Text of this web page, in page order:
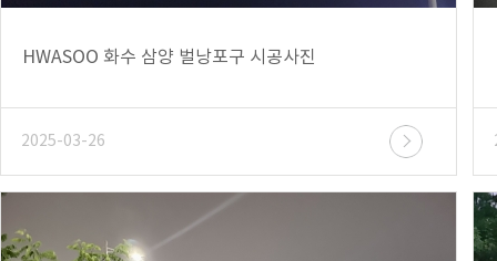
HWASOO 화수 삼양 벌낭포구 시공사진
2025-03-26